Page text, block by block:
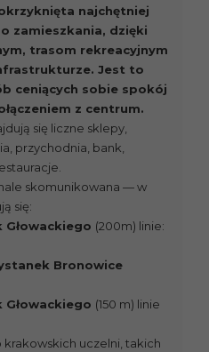
najchętniej
zamieszkania, dzięki
trasom rekreacyjnym
Jest to
ceniących sobie spokój
z centrum.
się liczne sklepy,
przychodnia, bank,
skomunikowana — w
się:
Głowackiego (200m) linie:
Bronowice
(150 m) linie
uczelni, takich